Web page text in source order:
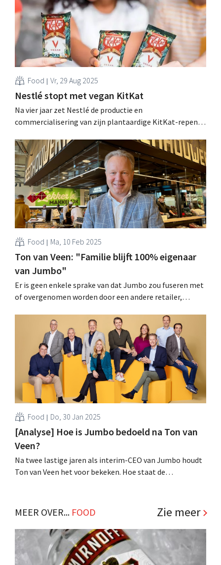
Food Vr, 29 Aug 2025
Nestlé stopt met vegan KitKat
Na vier jaar zet Nestlé de productie en
commercialisering van zijn plantaardige KitKat-repen
productiekosten hoog blijven. .
Food Ma, 10 Feb 2025
Ton van Veen: "Familie blijft 100% eigenaar
van Jumbo"
Er is geen enkele sprake van dat Jumbo zou fuseren met
of overgenomen worden door een andere retailer,
Food Do, 30 Jan 2025
[Analyse] Hoe is Jumbo bedoeld na Ton van
Veen?
Na twee lastige jaren als interim-CEO van Jumbo houdt
Ton van Veen het voor bekeken. Hoe staat de
MEER OVER... FOOD Zie meer